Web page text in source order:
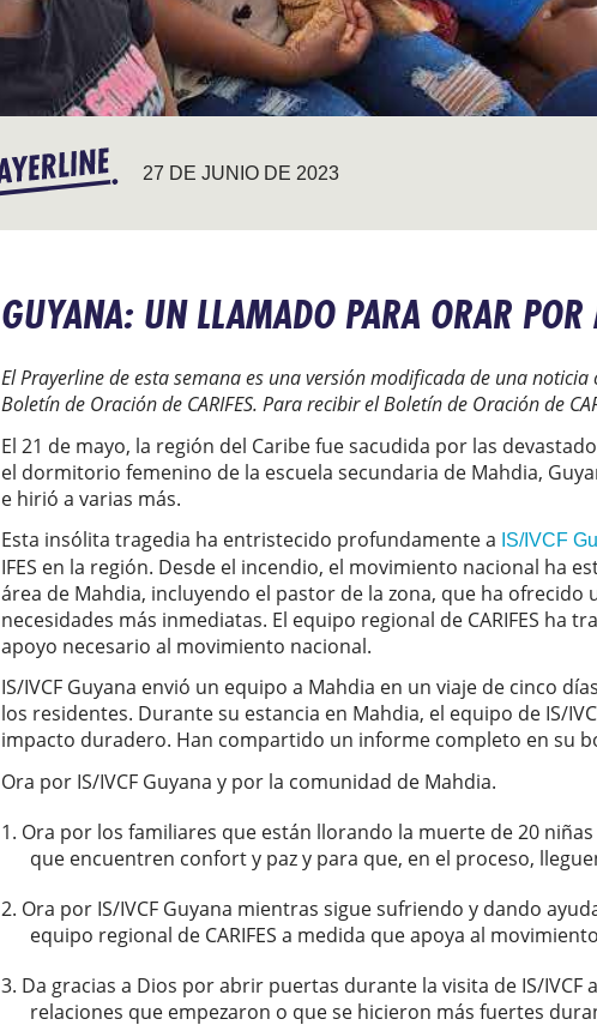
27 DE JUNIO DE 2023
GUYANA: UN LLAMADO PARA ORAR
El Prayerline de esta semana es una versión modificada de una
Boletín de Oración de CARIFES. Para recibir el Boletín de Oración de
El 21 de mayo, la región del Caribe fue sacudida por las
el dormitorio femenino de la escuela secundaria de Mahdia,
e hirió a varias más.
Esta insólita tragedia ha entristecido profundamente a IS/IVCF
IFES en la región. Desde el incendio, el movimiento nacional ha
área de Mahdia, incluyendo el pastor de la zona, que ha
necesidades más inmediatas. El equipo regional de CARIFES ha
apoyo necesario al movimiento nacional.
IS/IVCF Guyana envió un equipo a Mahdia en un viaje de cinco
los residentes. Durante su estancia en Mahdia, el equipo de IS/
impacto duradero. Han compartido un informe completo en su
Ora por IS/IVCF Guyana y por la comunidad de Mahdia.
Ora por los familiares que están llorando la muerte de 20
que encuentren confort y paz y para que, en el proceso,
Ora por IS/IVCF Guyana mientras sigue sufriendo y dando
equipo regional de CARIFES a medida que apoya al
Da gracias a Dios por abrir puertas durante la visita de IS/
relaciones que empezaron o que se hicieron más fuertes